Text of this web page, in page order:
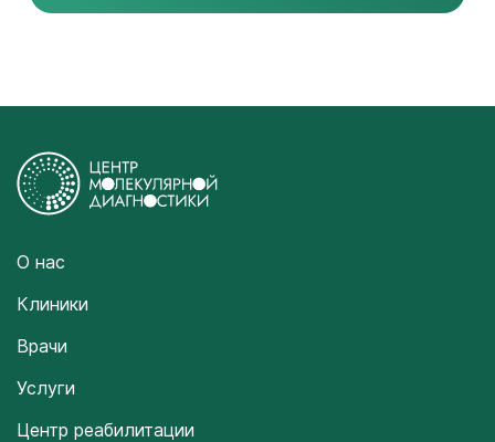
О нас
Клиники
Врачи
Услуги
Центр реабилитации